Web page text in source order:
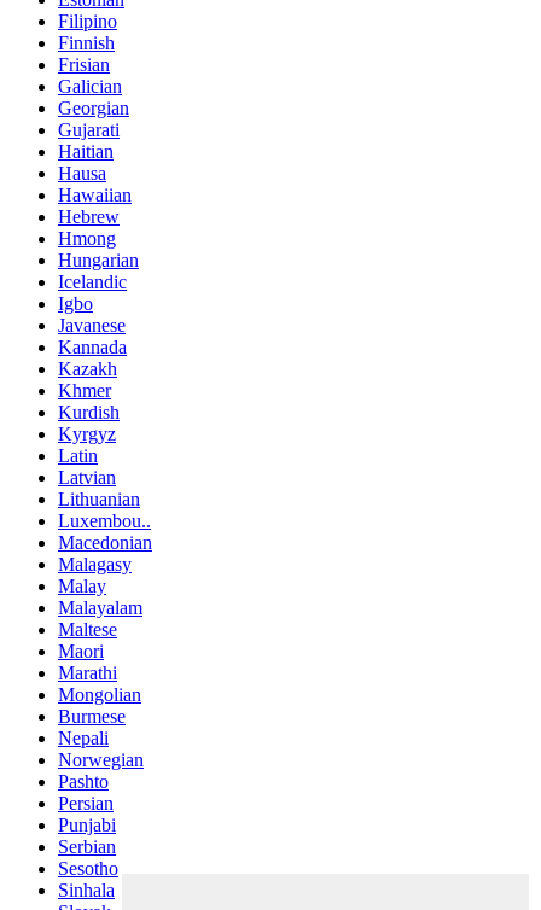
Filipino
Finnish
Frisian
Galician
Georgian
Gujarati
Haitian
Hausa
Hawaiian
Hebrew
Hmong
Hungarian
Icelandic
Igbo
Javanese
Kannada
Kazakh
Khmer
Kurdish
Kyrgyz
Latin
Latvian
Lithuanian
Luxembou..
Macedonian
Malagasy
Malay
Malayalam
Maltese
Maori
Marathi
Mongolian
Burmese
Nepali
Norwegian
Pashto
Persian
Punjabi
Serbian
Sesotho
Sinhala